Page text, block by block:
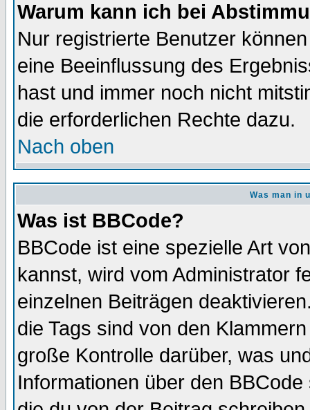
Warum kann ich bei
Nur registrierte Benutzer
eine Beeinflussung des
hast und immer noch nicht
die erforderlichen Rechte dazu.
Nach oben
Was man in
Was ist BBCode?
BBCode ist eine spezielle Art
kannst, wird vom Administrator
einzelnen Beiträgen
die Tags sind von den
große Kontrolle darüber, was
Informationen über den